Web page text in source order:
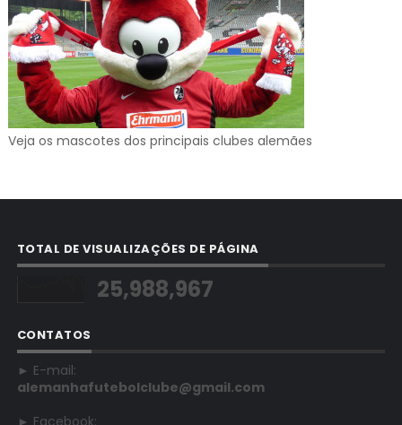
Veja os mascotes dos principais clubes alemães
TOTAL DE VISUALIZAÇÕES DE PÁGINA
25,988,967
CONTATOS
► E-mail:
alemanhafutebolclube@gmail.com